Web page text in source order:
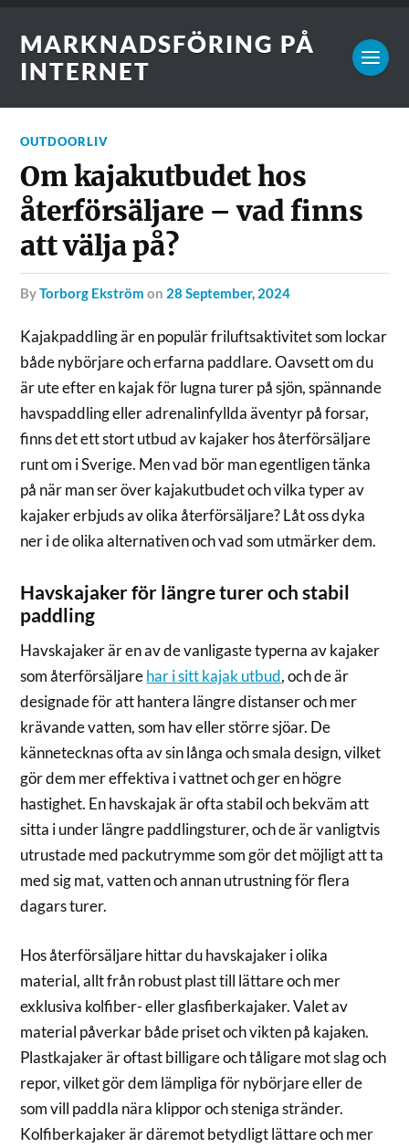
MARKNADSFÖRING PÅ
INTERNET
OUTDOORLIV
Om kajakutbudet hos
återförsäljare – vad finns
att välja på?
byTorborg Ekström on 28 September, 2024
Kajakpaddling är en populär friluftsaktivitet som lockar
både nybörjare och erfarna paddlare. Oavsett om du
är ute efter en kajak för lugna turer på sjön, spännande
havspaddling eller adrenalinfyllda äventyr på forsar,
finns det ett stort utbud av kajaker hos återförsäljare
runt om i Sverige. Men vad bör man egentligen tänka
på när man ser över kajakutbudet och vilka typer av
kajaker erbjuds av olika återförsäljare? Låt oss dyka
ner i de olika alternativen och vad som utmärker dem.
Havskajaker för längre turer och stabil
paddling
Havskajaker är en av de vanligaste typerna av kajaker
som återförsäljarehar i sitt kajak utbud, och de är
designade för att hantera längre distanser och mer
krävande vatten, som hav eller större sjöar. De
kännetecknas ofta av sin långa och smala design, vilket
gör dem mer effektiva i vattnet och ger en högre
hastighet. En havskajak är ofta stabil och bekväm att
sitta i under längre paddlingsturer, och de är vanligtvis
utrustade med packutrymme som gör det möjligt att ta
med sig mat, vatten och annan utrustning för flera
dagars turer.
Hos återförsäljare hittar du havskajaker i olika
material, allt från robust plast till lättare och mer
exklusiva kolfiber- eller glasfiberkajaker. Valet av
material påverkar både priset och vikten på kajaken.
Plastkajaker är oftast billigare och tåligare mot slag och
repor, vilket gör dem lämpliga för nybörjare eller de
som vill paddla nära klippor och steniga stränder.
Kolfiberkajaker är däremot betydligt lättare och mer